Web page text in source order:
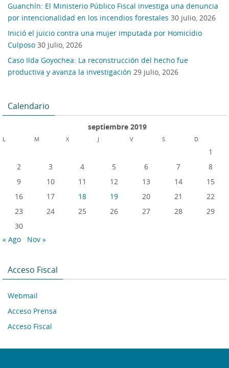
Guanchín: El Ministerio Público Fiscal investiga una denuncia
por intencionalidad en los incendios forestales 30 julio, 2026
Inició el juicio contra una mujer imputada por Homicidio
Culposo 30 julio, 2026
Caso Ilda Goyochea: La reconstrucción del hecho fue
productiva y avanza la investigación 29 julio, 2026
Calendario
septiembre 2019
L M X J V S D
1
2
3 4 5 6 7
8
9
10 11 12 13 14
15
16
17 18 19 20 21
22
23
24 25 26 27 28
29
30
« Ago
Nov »
Acceso Fiscal
Webmail
Acceso Prensa
Acceso Fiscal